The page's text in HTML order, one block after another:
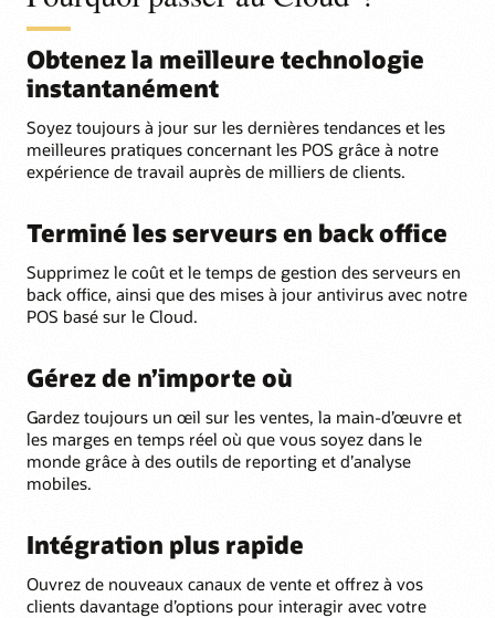
Obtenez la meilleure technologie
instantanément
Soyez toujours à jour sur les dernières tendances et les
meilleures pratiques concernant les POS grâce à notre
expérience de travail auprès de milliers de clients.
Terminé les serveurs en back office
Supprimez le coût et le temps de gestion des serveurs en
back office, ainsi que des mises à jour antivirus avec notre
POS basé sur le Cloud.
Gérez de n’importe où
Gardez toujours un œil sur les ventes, la main-d’œuvre et
les marges en temps réel où que vous soyez dans le
monde grâce à des outils de reporting et d’analyse
mobiles.
Intégration plus rapide
Ouvrez de nouveaux canaux de vente et offrez à vos
clients davantage d’options pour interagir avec votre